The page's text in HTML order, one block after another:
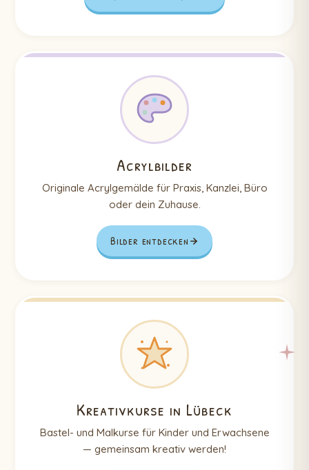
Acrylbilder
Originale Acrylgemälde für Praxis, Kanzlei, Büro
oder dein Zuhause.
Bilder entdecken
Kreativkurse in Lübeck
Bastel- und Malkurse für Kinder und Erwachsene
— gemeinsam kreativ werden!